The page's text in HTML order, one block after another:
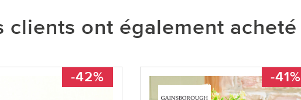
clients ont également acheté
-42% -41%